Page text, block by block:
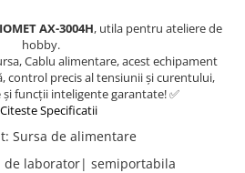
AX-3004H, utila pentru ateliere de
hobby.
Cablu alimentare, acest echipament
control precis al tensiunii și curentului,
funcții inteligente garantate! ✅
Specificatii
: Sursa de alimentare
de laborator| semiportabila